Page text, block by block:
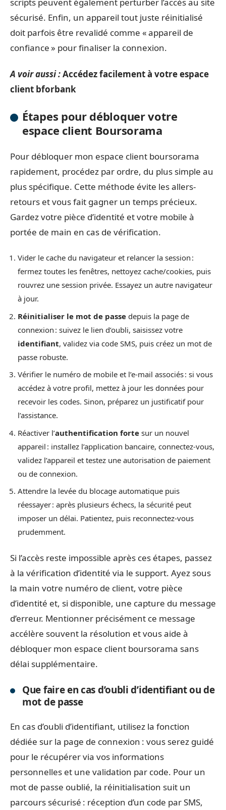
sécurisé. Enfin, un appareil tout juste réinitialisé
doit parfois être revalidé comme « appareil de
confiance » pour finaliser la connexion.
A voir aussi :Accédez facilement à votre espace
client bforbank
Étapes pour débloquer votre
espace client Boursorama
Pour débloquer mon espace client boursorama
rapidement, procédez par ordre, du plus simple au
plus spécifique. Cette méthode évite les allers-
retours et vous fait gagner un temps précieux.
Gardez votre pièce d’identité et votre mobile à
portée de main en cas de vérification.
Vider le cache du navigateur et relancer la session :
fermez toutes les fenêtres, nettoyez cache/cookies, puis
rouvrez une session privée. Essayez un autre navigateur
à jour.
Réinitialiser le mot de passe depuis la page de
connexion : suivez le lien d’oubli, saisissez votre
identifiant, validez via code SMS, puis créez un mot de
passe robuste.
Vérifier le numéro de mobile et l’e-mail associés : si vous
accédez à votre profil, mettez à jour les données pour
recevoir les codes. Sinon, préparez un justificatif pour
l’assistance.
Réactiver l’authentification forte sur un nouvel
appareil : installez l’application bancaire, connectez-vous,
validez l’appareil et testez une autorisation de paiement
ou de connexion.
Attendre la levée du blocage automatique puis
réessayer : après plusieurs échecs, la sécurité peut
imposer un délai. Patientez, puis reconnectez-vous
prudemment.
Si l’accès reste impossible après ces étapes, passez
à la vérification d’identité via le support. Ayez sous
la main votre numéro de client, votre pièce
d’identité et, si disponible, une capture du message
d’erreur. Mentionner précisément ce message
accélère souvent la résolution et vous aide à
débloquer mon espace client boursorama sans
délai supplémentaire.
Que faire en cas d’oubli d’identifiant ou de
mot de passe
En cas d’oubli d’identifiant, utilisez la fonction
dédiée sur la page de connexion : vous serez guidé
pour le récupérer via vos informations
personnelles et une validation par code. Pour un
mot de passe oublié, la réinitialisation suit un
parcours sécurisé : réception d’un code par SMS,